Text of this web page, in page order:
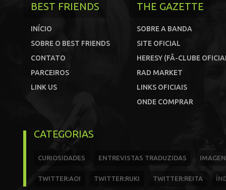
BEST FRIENDS
INÍCIO
SOBRE O BEST FRIENDS
CONTATO
PARCEIROS
LINK US
THE GAZETTE
SOBRE A BANDA
SITE OFICIAL
HERESY (FÃ-CLUBE
RAD MARKET
LINKS OFICIAIS
ONDE COMPRAR
CATEGORIAS
CURIOSIDADES ENTREVISTAS TRADUZIDAS
TWITTER:AOI TWITTER:RUKI TWITTER:REITA